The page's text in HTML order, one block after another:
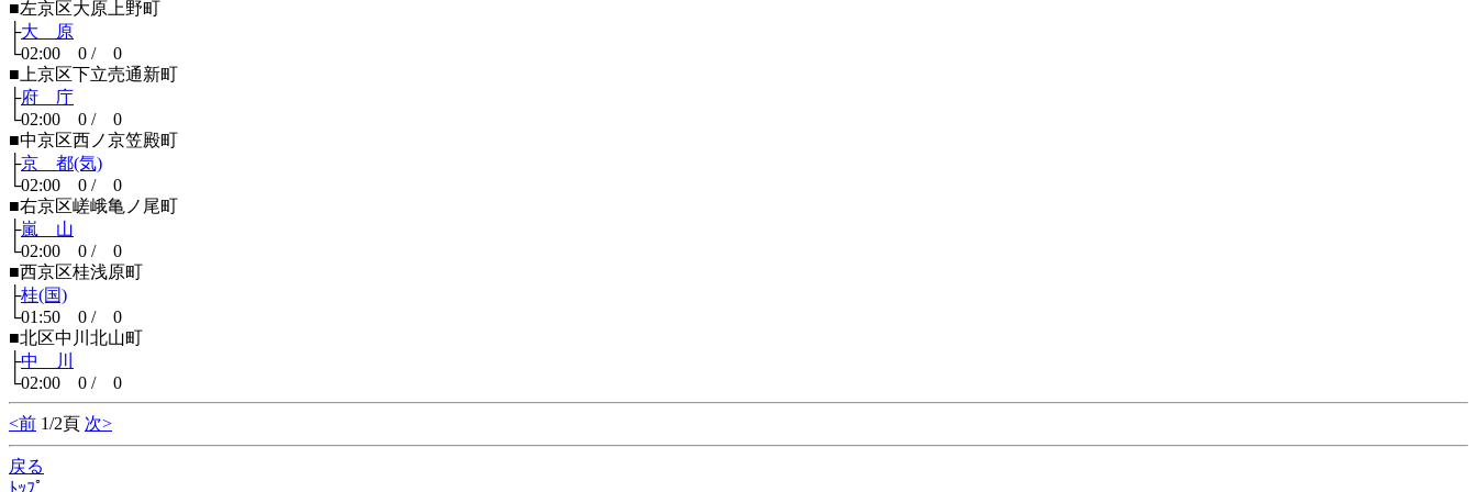
■左京区大原上野町
├大 原
└02:00 0 / 0
■上京区下立売通新町
├府 庁
└02:00 0 / 0
■中京区西ノ京笠殿町
├京 都(気)
└02:00 0 / 0
■右京区嵯峨亀ノ尾町
├嵐 山
└02:00 0 / 0
■西京区桂浅原町
├桂(国)
└01:50 0 / 0
■北区中川北山町
├中 川
└02:00 0 / 0
<前 1/2頁 次>
戻る
ﾄｯﾌﾟ